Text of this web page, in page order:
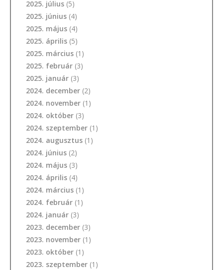
2025. július (5)
2025. június (4)
2025. május (4)
2025. április (5)
2025. március (1)
2025. február (3)
2025. január (3)
2024. december (2)
2024. november (1)
2024. október (3)
2024. szeptember (1)
2024. augusztus (1)
2024. június (2)
2024. május (3)
2024. április (4)
2024. március (1)
2024. február (1)
2024. január (3)
2023. december (3)
2023. november (1)
2023. október (1)
2023. szeptember (1)